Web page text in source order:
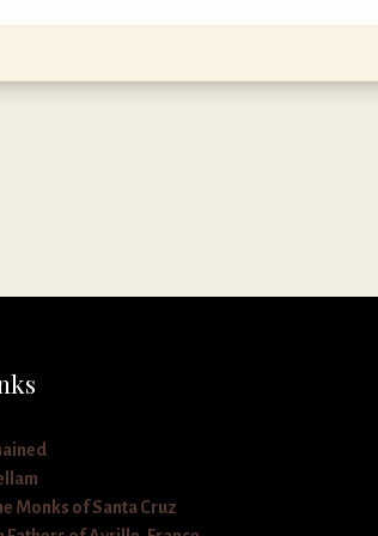
Monks of Santa Cruz